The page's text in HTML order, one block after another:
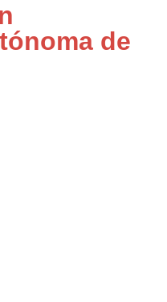
de